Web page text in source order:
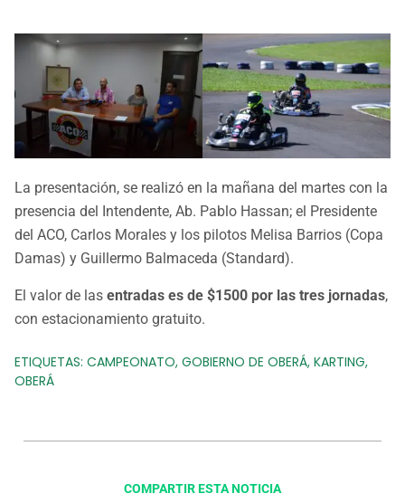
La presentación, se realizó en la mañana del martes con la
presencia del Intendente, Ab. Pablo Hassan; el Presidente
del ACO, Carlos Morales y los pilotos Melisa Barrios (Copa
Damas) y Guillermo Balmaceda (Standard).
El valor de las entradas es de $1500 por las tres jornadas,
con estacionamiento gratuito.
ETIQUETAS: CAMPEONATO, GOBIERNO DE OBERÁ, KARTING,
OBERÁ
COMPARTIR ESTA NOTICIA